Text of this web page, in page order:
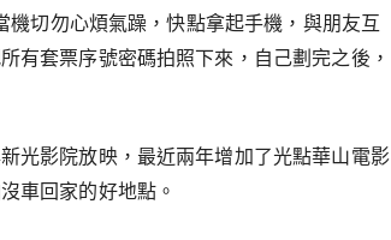
切勿心煩氣躁，快點拿起手機，與朋友互
有套票序號密碼拍照下來，自己劃完之後，
光影院放映，最近兩年增加了光點華山電影
車回家的好地點。